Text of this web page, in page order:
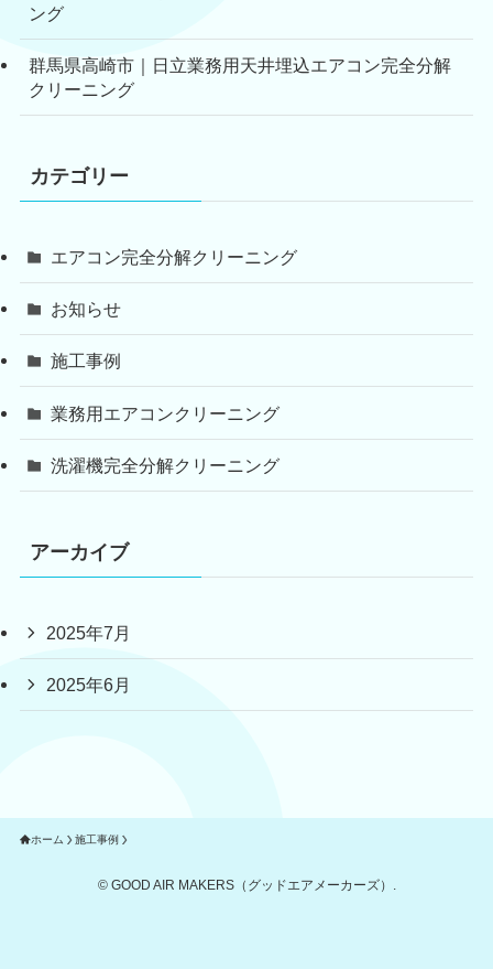
ング
群馬県高崎市｜日立業務用天井埋込エアコン完全分解
クリーニング
カテゴリー
エアコン完全分解クリーニング
お知らせ
施工事例
業務用エアコンクリーニング
洗濯機完全分解クリーニング
アーカイブ
2025年7月
2025年6月
ホーム 施工事例
©GOOD AIR MAKERS（グッドエアメーカーズ）.